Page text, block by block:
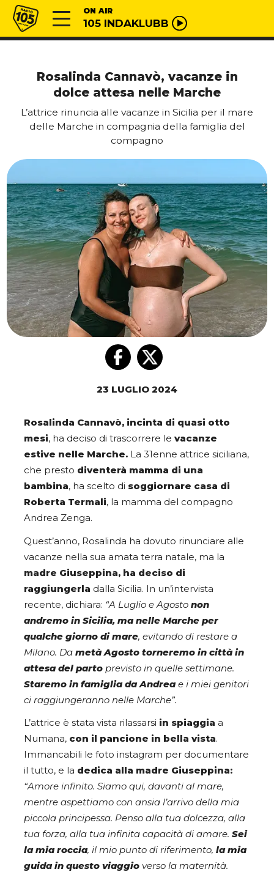
Vai al contenuto
Radio 105 ON AIR
105 INDAKLUBB
Rosalinda Cannavò, vacanze in
dolce attesa nelle Marche
L’attrice rinuncia alle vacanze in Sicilia per il mare
delle Marche in compagnia della famiglia del
compagno
23 LUGLIO 2024
Rosalinda Cannavò, incinta di quasi otto
mesi, ha deciso di trascorrere le vacanze
estive nelle Marche. La 31enne attrice siciliana,
che presto diventerà mamma di una
bambina, ha scelto di soggiornare casa di
Roberta Termali, la mamma del compagno
Andrea Zenga.
Quest’anno, Rosalinda ha dovuto rinunciare alle
vacanze nella sua amata terra natale, ma la
madre Giuseppina, ha deciso di
raggiungerla dalla Sicilia. In un’intervista
recente, dichiara: “A Luglio e Agosto non
andremo in Sicilia, ma nelle Marche per
qualche giorno di mare, evitando di restare a
Milano. Da metà Agosto torneremo in città in
attesa del parto previsto in quelle settimane.
Staremo in famiglia da Andreae i miei genitori
ci raggiungeranno nelle Marche”.
L’attrice è stata vista rilassarsi in spiaggia a
Numana, con il pancione in bella vista.
Immancabili le foto instagram per documentare
il tutto, e la dedica alla madre Giuseppina:
“Amore infinito. Siamo qui, davanti al mare,
mentre aspettiamo con ansia l’arrivo della mia
piccola principessa. Penso alla tua dolcezza, alla
tua forza, alla tua infinita capacità di amare. Sei
la mia roccia, il mio punto di riferimento, la mia
guida in questo viaggio verso la maternità.